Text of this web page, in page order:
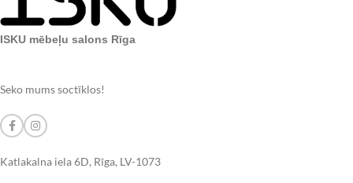
ISKU mēbeļu salons Rīga
Seko mums soctīklos!
Katlakalna iela 6D, Rīga, LV-1073